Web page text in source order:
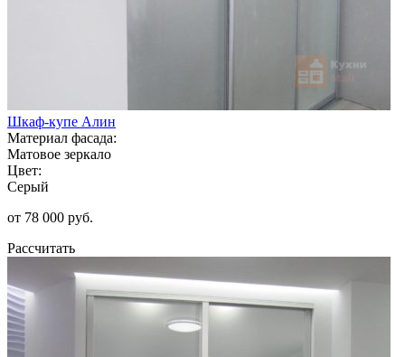
Шкаф-купе Алин
Материал фасада:
Матовое зеркало
Цвет:
Серый
от 78 000 руб.
Рассчитать